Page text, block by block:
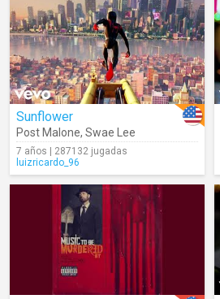
Sunflower
Post Malone, Swae Lee
7 años | 287132 jugadas
luizricardo_96